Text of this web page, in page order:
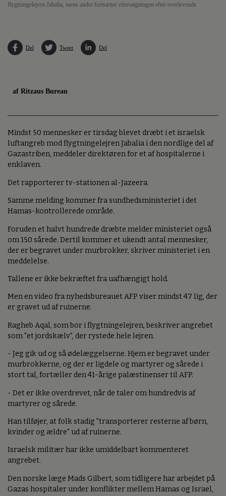
flygtningelejren Jabalia, mens andre fortsætter eftersøgningen efter overlevende.
Del Tweet Del
af Ritzaus Bureau
Mindst 50 mennesker er tirsdag blevet dræbt i et israelsk
luftangreb mod flygtningelejren Jabalia i den nordlige del af
Gazastriben, meddeler direktøren for et af hospitalerne i
enklaven.
Det rapporterer tv-stationen al-Jazeera.
Samme melding kommer fra sundhedsministeriet i det
Hamas-kontrollerede område.
Foruden et halvt hundrede dræbte melder ministeriet også
om 150 sårede. Dertil kommer et ukendt antal mennesker,
der er begravet under murbrokker, skriver ministeriet i en
meddelelse.
Tallene er ikke bekræftet fra uafhængigt hold.
Men en video fra nyhedsbureauet AFP viser mindst 47 lig, der
er gravet ud af ruinerne.
Ragheb Aqal, som bor i flygtningelejren, beskriver angrebet
som "et jordskælv", der rystede hele lejren.
- Jeg gik ud og så ødelæggelserne. Hjem er begravet under
murbrokkerne, og der er ligdele og martyrer og sårede i
stort tal, fortæller den 41-årige palæstinenser til AFP.
- Det er ikke overdrevet, når de taler om hundredvis af
martyrer og sårede.
Han tilføjer, at folk stadig "transporterer resterne af børn,
kvinder og ældre" ud af ruinerne.
Israelsk militær har ikke umiddelbart kommenteret
angrebet.
Den norske læge Mads Gilbert, som tidligere har arbejdet på
Gazas hospitaler under konflikter mellem Hamas og Israel,